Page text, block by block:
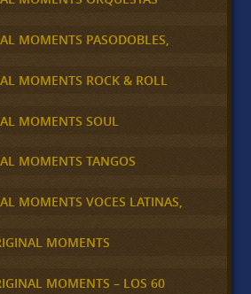
MOMENTS PASODOBLES,
MOMENTS ROCK & ROLL
MOMENTS SOUL
MOMENTS TANGOS
MOMENTS VOCES LATINAS,
MOMENTS
MOMENTS – LOS 60